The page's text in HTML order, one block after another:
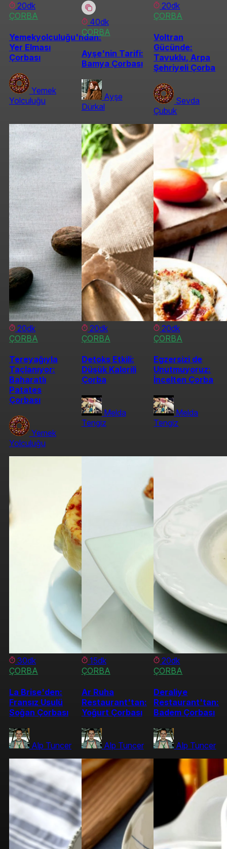
20dk
ÇORBA
Yemekyolculuğu'ndan:
Yer Elması
Çorbası
Yemek
Yolculuğu
40dk
ÇORBA
Ayşe'nin Tarifi:
Bamya Çorbası
Ayşe
Dürkal
20dk
ÇORBA
Voltran
Gücünde:
Tavuklu, Arpa
Şehriyeli Çorba
Sevda
Çubuk
20dk
ÇORBA
Tereyağıyla
Taçlanıyor:
Baharatlı
Patates
Çorbası
Yemek
Yolculuğu
20dk
ÇORBA
Detoks Etkili:
Düşük Kalorili
Çorba
Melda
Tengiz
20dk
ÇORBA
Egzersizi de
Unutmuyoruz:
İncelten Çorba
Melda
Tengiz
30dk
ÇORBA
La Brise'den:
Fransız Usulü
Soğan Çorbası
Alp Tuncer
15dk
ÇORBA
Ar Ruha
Restaurant'tan:
Yoğurt Çorbası
Alp Tuncer
20dk
ÇORBA
Deraliye
Restaurant'tan:
Badem Çorbası
Alp Tuncer